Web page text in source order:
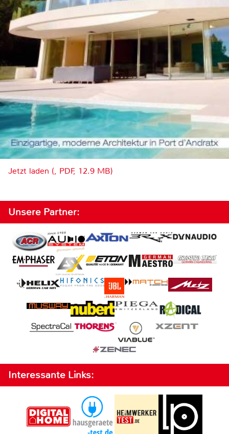
Jetzt laden (, PDF, 12.9 MB)
Unsere Partner:
Interessante Links: